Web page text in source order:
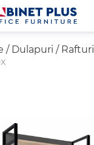
/ Dulapuri / Rafturi